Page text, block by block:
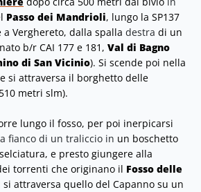
l Passo dei Mandrioli, lungo la SP137
a Verghereto, dalla spalla destra di un
b/r CAI 177 e 181, Val di Bagno
di San Vicinio). Si scende poi nella
si attraversa il borghetto delle
metri slm).
lungo il fosso, per poi inerpicarsi
fianco di un traliccio in un boschetto
e presto giungere alla
torrenti che originano il Fosso delle
si attraversa quello del Capanno su un